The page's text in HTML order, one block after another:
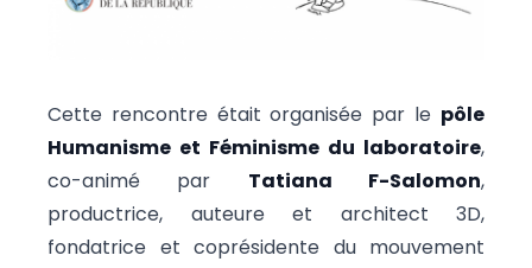
Cette rencontre était organisée par le pôle
Humanisme et Féminisme du laboratoire,
co-animé par Tatiana F-Salomon,
productrice, auteure et architect 3D,
fondatrice et coprésidente du mouvement